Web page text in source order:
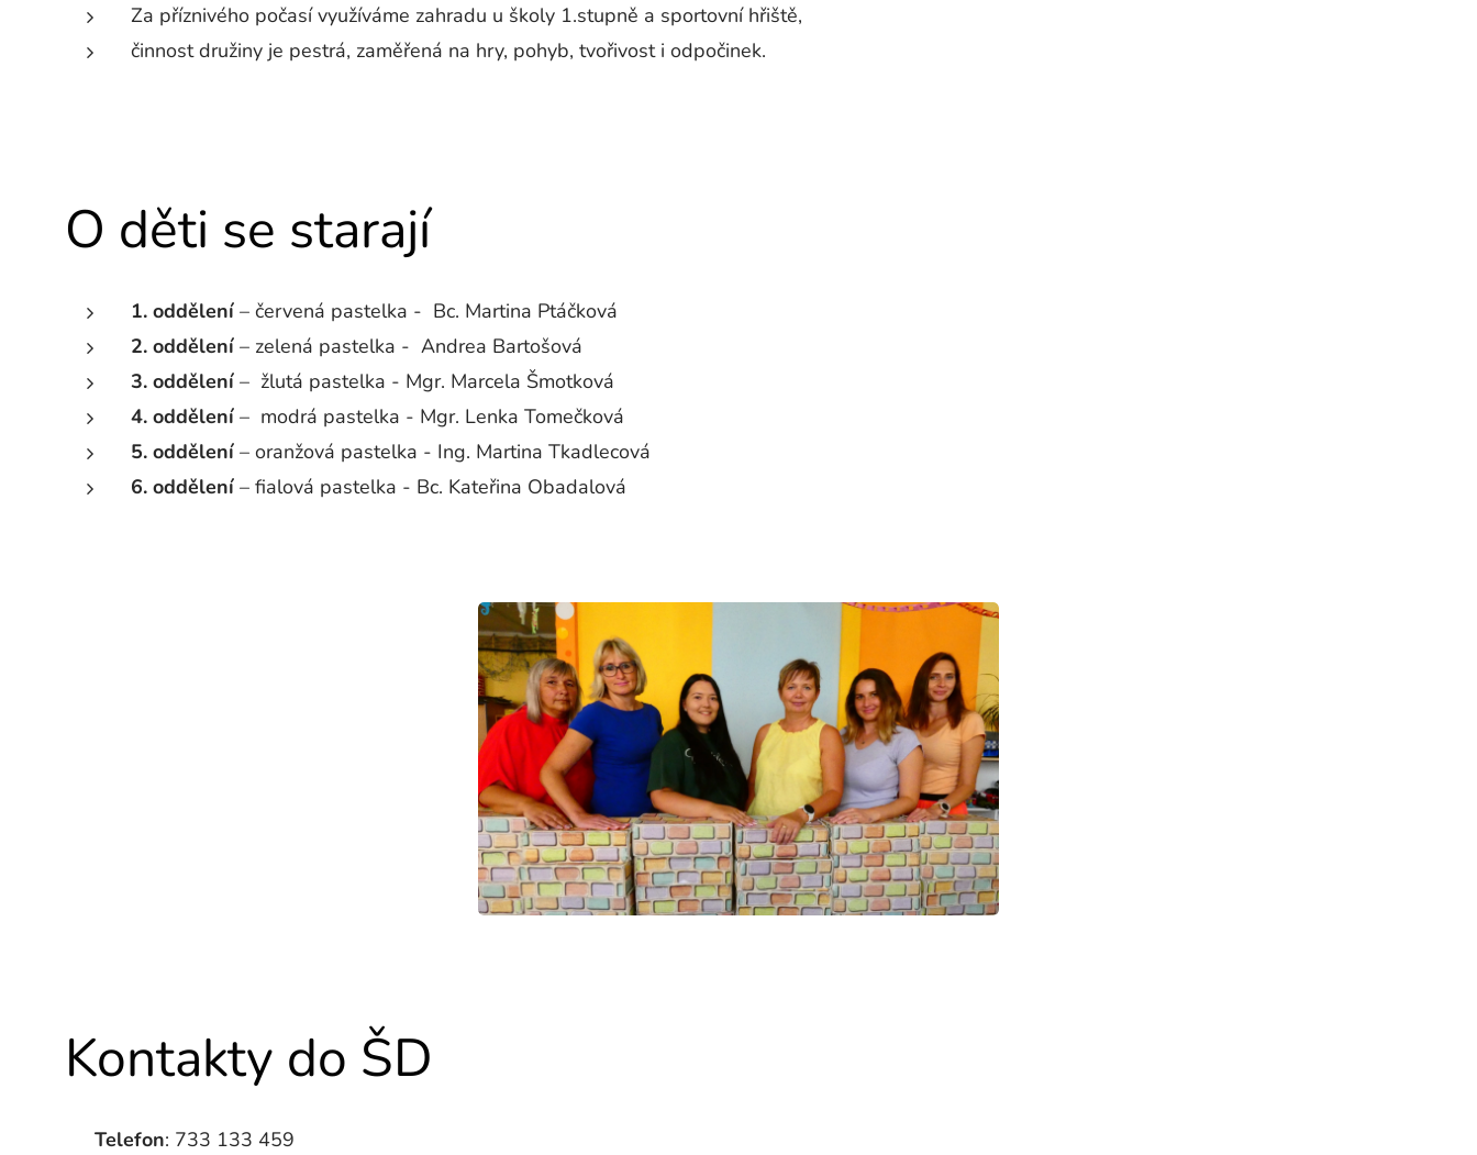
Za příznivého počasí využíváme zahradu u školy 1.stupně a sportovní hřiště,
činnost družiny je pestrá, zaměřená na hry, pohyb, tvořivost i odpočinek.
O děti se starají
1. oddělení – červená pastelka - Bc. Martina Ptáčková
2. oddělení– zelená pastelka - Andrea Bartošová
3. oddělení– žlutá pastelka - Mgr. Marcela Šmotková
4. oddělení– modrá pastelka - Mgr. Lenka Tomečková
5. oddělení– oranžová pastelka - Ing. Martina Tkadlecová
6. oddělení– fialová pastelka - Bc. Kateřina Obadalová
Kontakty do ŠD
Telefon: 733 133 459